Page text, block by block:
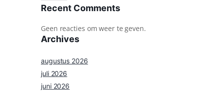
Recent Comments
Geen reacties om weer te geven.
Archives
augustus 2026
juli 2026
juni 2026